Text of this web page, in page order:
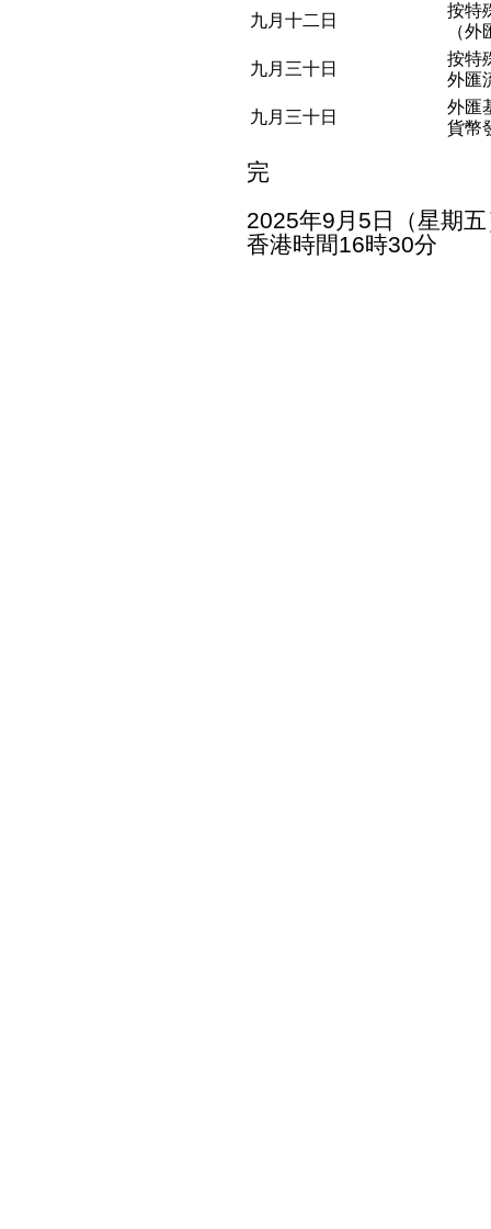
九月十二日
按特
（
九月三十日
按特
外匯
九月三十日
外匯
貨幣
完
2025年9月5日（星期
香港時間16時30分